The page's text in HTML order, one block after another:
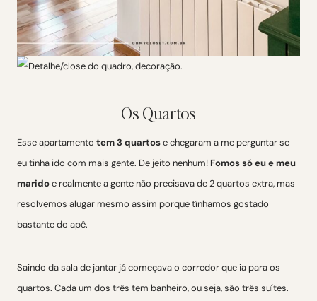
Os Quartos
Esse apartamento tem 3 quartose chegaram a me perguntar se
eu tinha ido com mais gente. De jeito nenhum! Fomos só eu e meu
maridoe realmente a gente não precisava de 2 quartos extra, mas
resolvemos alugar mesmo assim porque tínhamos gostado
bastante do apê.
Saindo da sala de jantar já começava o corredor que ia para os
quartos. Cada um dos três tem banheiro, ou seja, são três suítes.